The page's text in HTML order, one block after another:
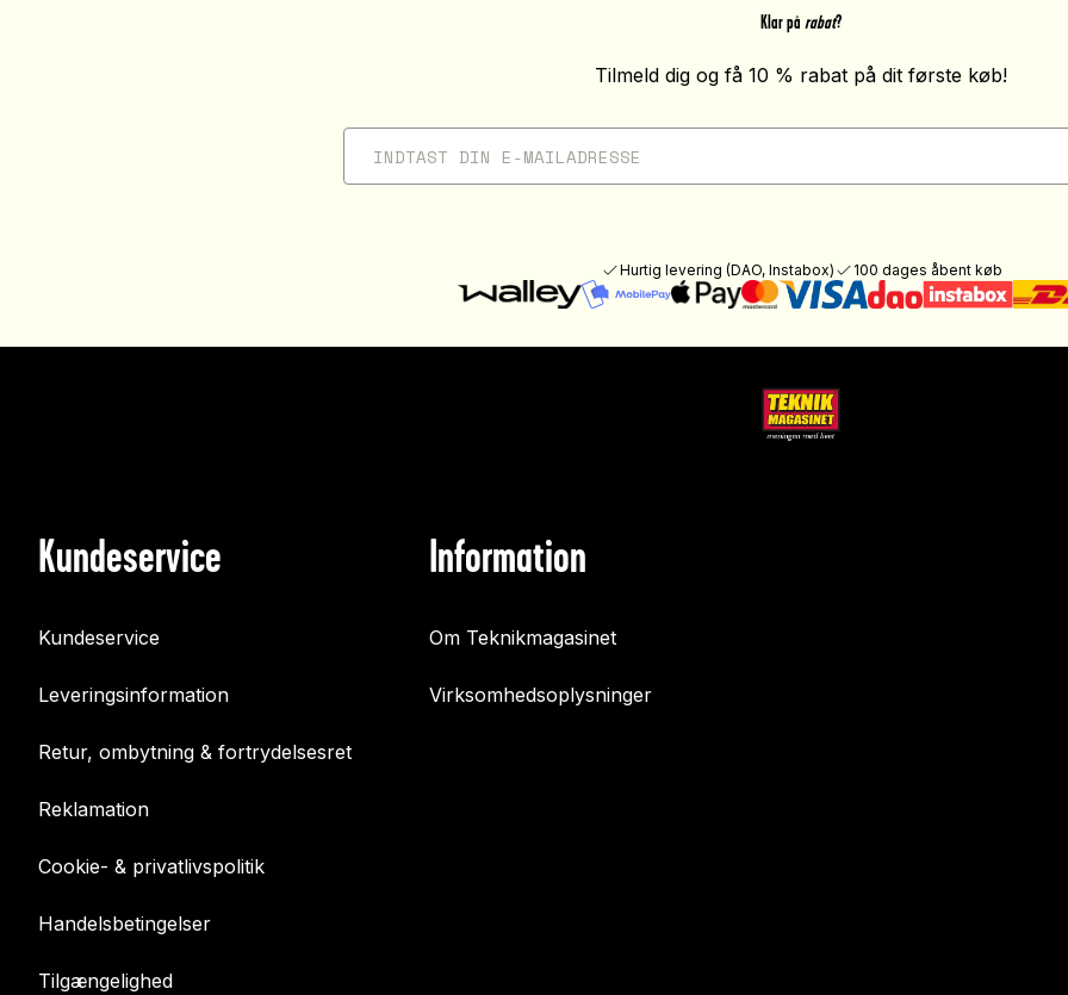
Klar på rabat?
Tilmeld dig og få 10 % rabat på dit første køb!
Hurtig levering (DAO, Instabox) 100 dages åbent køb
Kundeservice
Kundeservice
Leveringsinformation
Retur, ombytning & fortrydelsesret
Reklamation
Cookie- & privatlivspolitik
Handelsbetingelser
Tilgængelighed
Information
Om Teknikmagasinet
Virksomhedsoplysninger